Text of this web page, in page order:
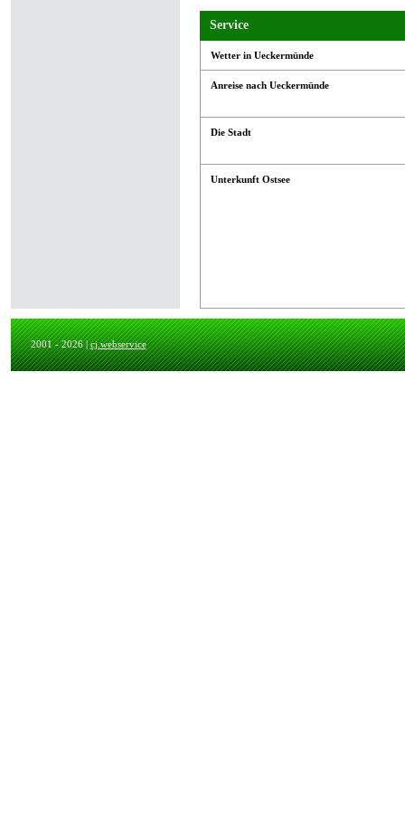
Service
Wetter in Ueckermünde
Anreise nach Ueckermünde
Die Stadt
Unterkunft Ostsee
2001 - 2026 |cj.webservice